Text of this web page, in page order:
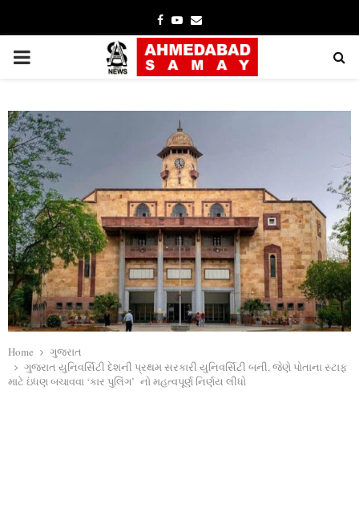
Facebook
YoutubeEmail
PRIMARY
Home
ગુજરાત
ગુજરાત યુનિવર્સિટી દેશની પ્રથમ સરકારી યુનિવર્સિટી બની, જેણે પોતાના સ્ટાફ
માટે ઇંધણ બચાવવા ‘કાર પુલિંગ’ નો મહત્વપૂર્ણ નિર્ણય લીધો